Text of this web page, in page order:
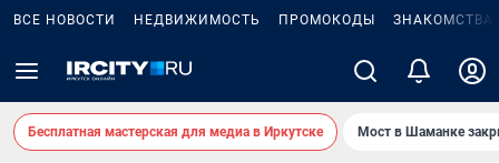
ВСЕ НОВОСТИ НЕДВИЖИМОСТЬ ПРОМОКОДЫ ЗНАКОМСТВА
Бесплатная мастерская для медиа в Иркутске Мост в Шаманке